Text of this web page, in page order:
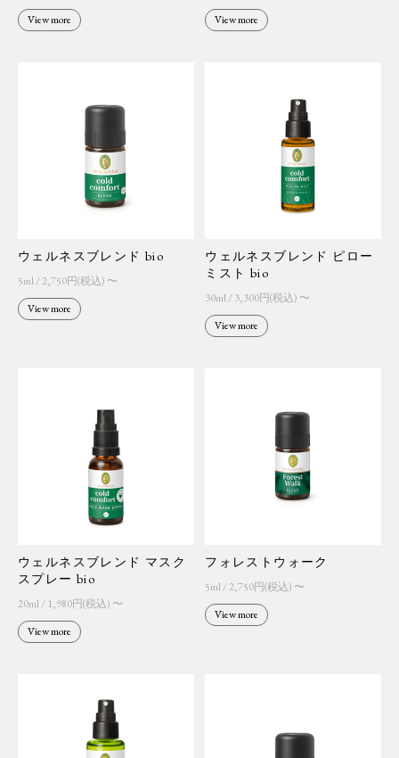
View more
View more
ウェルネスブレンド bio
5ml / 2,750円(税込) 〜
View more
ウェルネスブレンド ピロー
ミスト bio
30ml / 3,300円(税込) 〜
View more
ウェルネスブレンド マスク
スプレー bio
20ml / 1,980円(税込) 〜
View more
フォレストウォーク
5ml / 2,750円(税込) 〜
View more